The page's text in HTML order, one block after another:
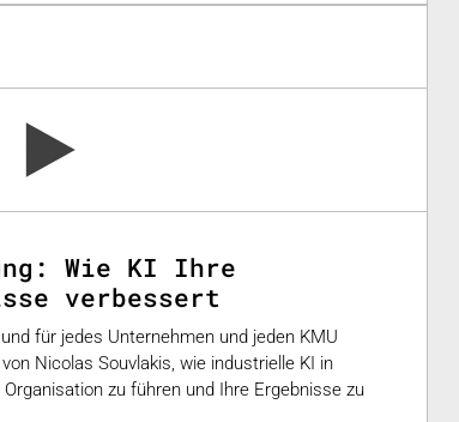
Wie KI Ihre
verbessert
für jedes Unternehmen und jeden KMU
Nicolas Souvlakis, wie industrielle KI in
zu führen und Ihre Ergebnisse zu